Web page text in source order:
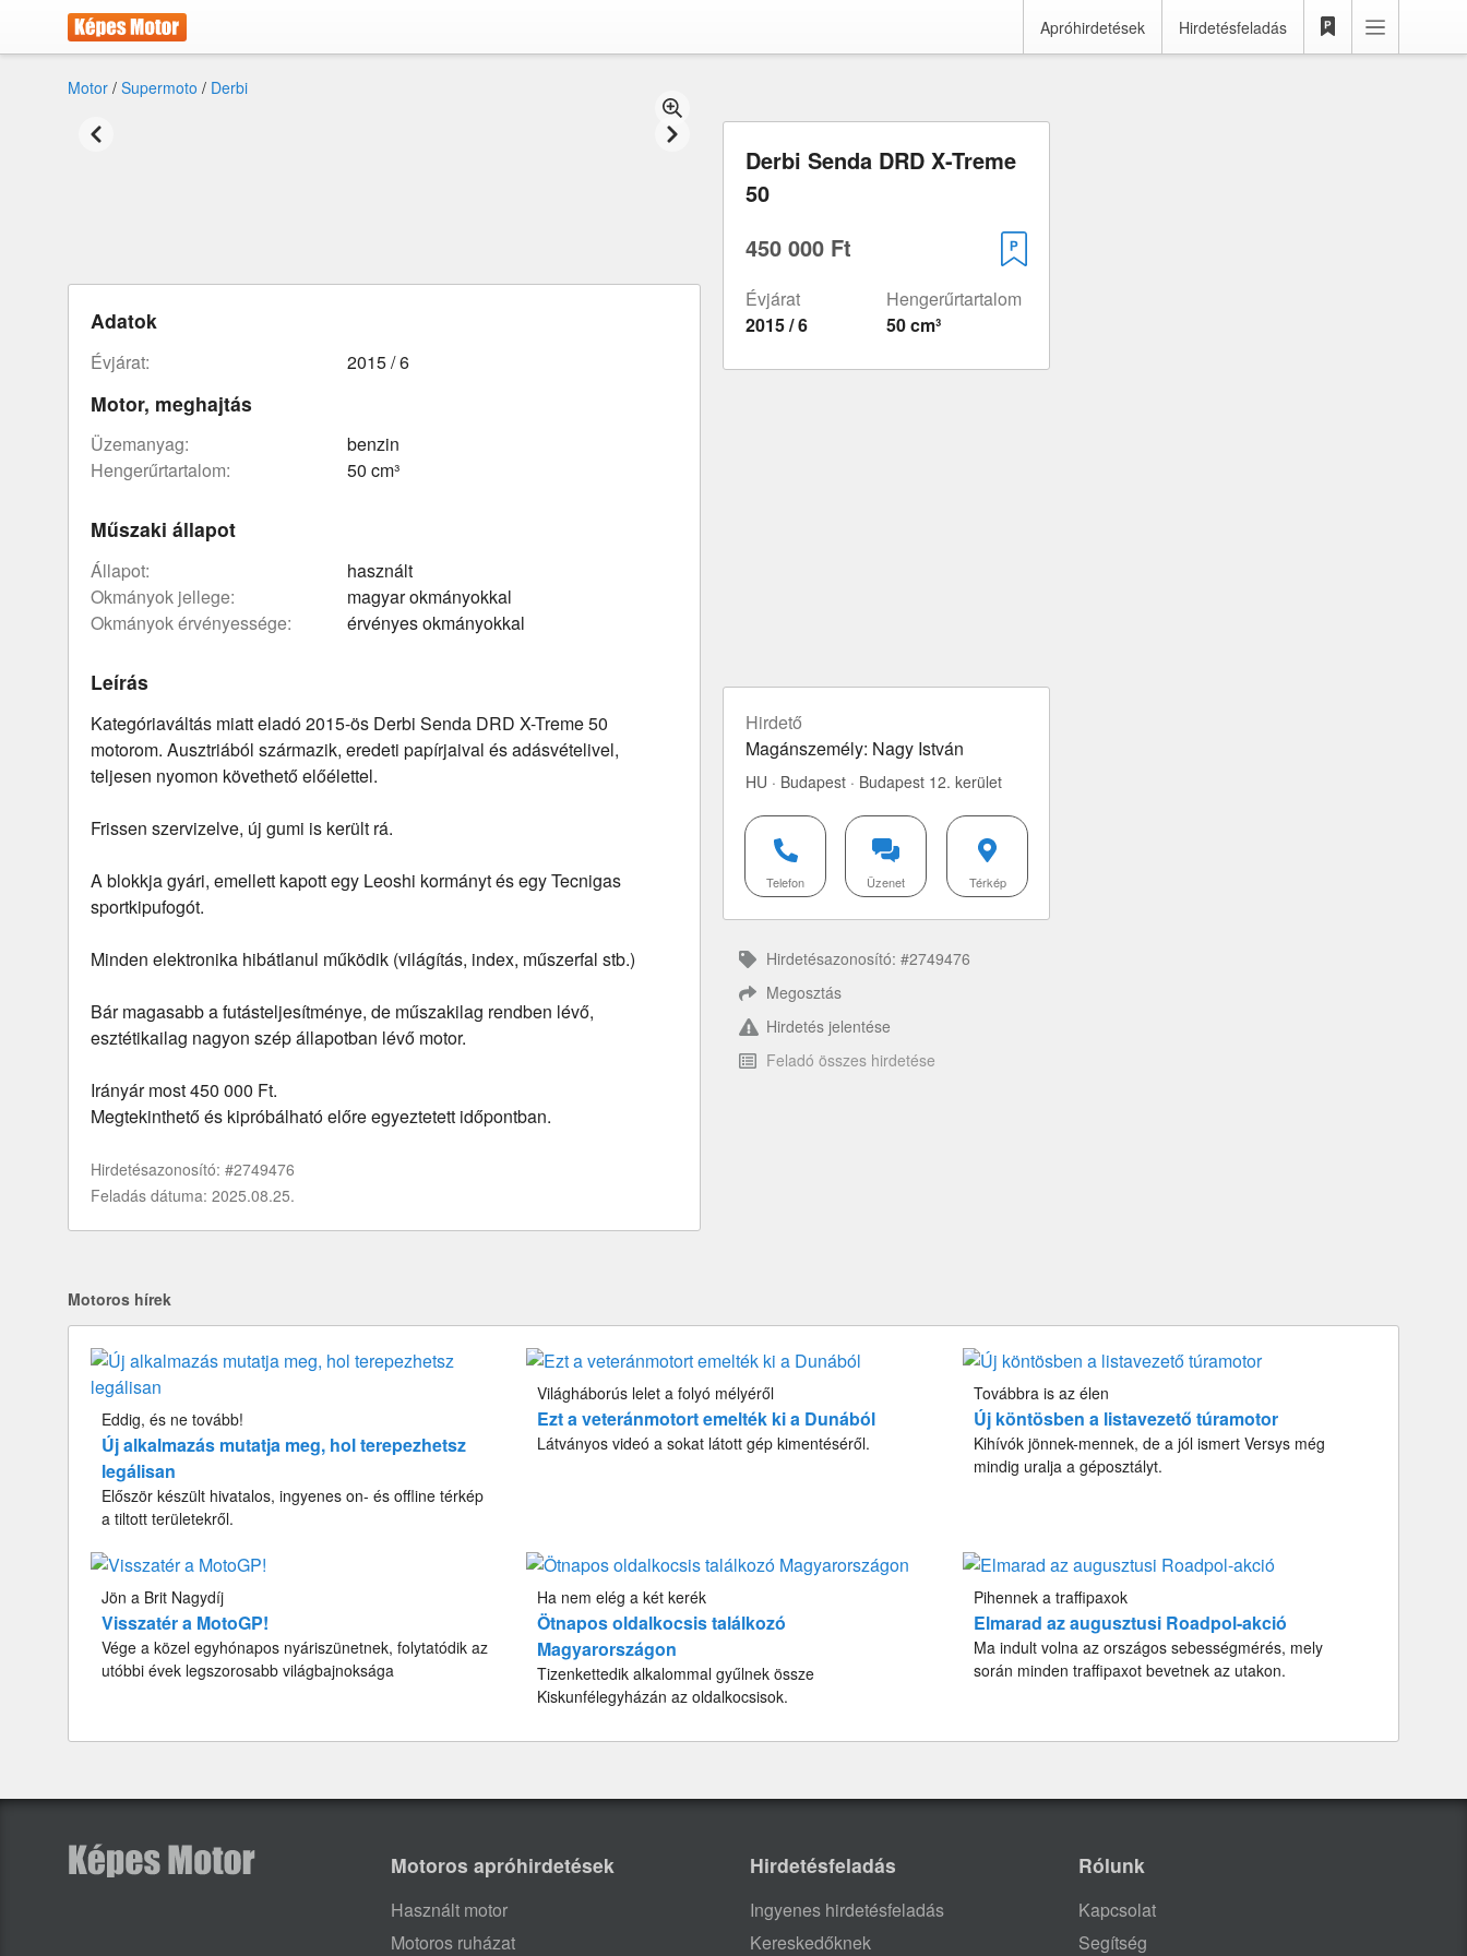
Apróhirdetések Hirdetésfeladás
Motor / Supermoto / Derbi
Derbi Senda DRD X-Treme
50
450 000 Ft
Évjárat
2015 / 6
Hengerűrtartalom
50 cm³
Hirdető
Magánszemély: Nagy István
HU · Budapest · Budapest 12. kerület
Telefon Üzenet Térkép
Hirdetésazonosító: #2749476
Megosztás
Hirdetés jelentése
Feladó összes hirdetése
Adatok
évjárat: 2015 / 6
Motor, meghajtás
üzemanyag:
benzin
hengerűrtartalom:
50 cm³
Műszaki állapot
állapot:
használt
okmányok jellege:
magyar okmányokkal
okmányok érvényessége:
érvényes okmányokkal
Leírás
Kategóriaváltás miatt eladó 2015-ös Derbi Senda DRD X-Treme 50
motorom. Ausztriából származik, eredeti papírjaival és adásvételivel,
teljesen nyomon követhető előélettel.
Frissen szervizelve, új gumi is került rá.
A blokkja gyári, emellett kapott egy Leoshi kormányt és egy Tecnigas
sportkipufogót.
Minden elektronika hibátlanul működik (világítás, index, műszerfal stb.)
Bár magasabb a futásteljesítménye, de műszakilag rendben lévő,
esztétikailag nagyon szép állapotban lévő motor.
Irányár most 450 000 Ft.
Megtekinthető és kipróbálható előre egyeztetett időpontban.
Hirdetésazonosító: #2749476
Feladás dátuma: 2025.08.25.
Motoros hírek
Eddig, és ne tovább!
Új alkalmazás mutatja meg, hol terepezhetsz
legálisan
Először készült hivatalos, ingyenes on- és offline térkép
a tiltott területekről.
Világháborús lelet a folyó mélyéről
Ezt a veteránmotort emelték ki a Dunából
Látványos videó a sokat látott gép kimentéséről.
Továbbra is az élen
Új köntösben a listavezető túramotor
Kihívók jönnek-mennek, de a jól ismert Versys még
mindig uralja a géposztályt.
Jön a Brit Nagydíj
Visszatér a MotoGP!
Vége a közel egyhónapos nyáriszünetnek, folytatódik az
utóbbi évek legszorosabb világbajnoksága
Ha nem elég a két kerék
Ötnapos oldalkocsis találkozó
Magyarországon
Tizenkettedik alkalommal gyűlnek össze
Kiskunfélegyházán az oldalkocsisok.
Pihennek a traffipaxok
Elmarad az augusztusi Roadpol-akció
Ma indult volna az országos sebességmérés, mely
során minden traffipaxot bevetnek az utakon.
Motoros apróhirdetések
Használt motor
Motoros ruházat
Hirdetésfeladás
Ingyenes hirdetésfeladás
Kereskedőknek
Rólunk
Kapcsolat
Segítség